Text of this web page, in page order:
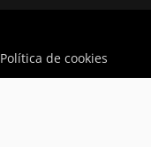
Política de cookies